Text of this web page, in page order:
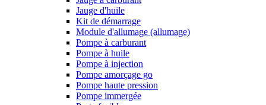
Jauge d'huile
Kit de démarrage
Module d'allumage (allumage)
Pompe à carburant
Pompe à huile
Pompe à injection
Pompe amorçage go
Pompe haute pression
Pompe immergée